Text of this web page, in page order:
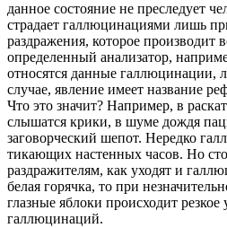
данное состояние не преследует
страдает галлюцинациями лишь
раздражения, которое производит
определенный анализатор,
относятся данные галлюцинации,
случае, явление имеет название
Что это значит? Например, в
слышатся крики, в шуме дождя
заговорческий шепот. Нередко
тикающих настенных часов. Но
раздражителям, как уходят и
белая горячка, то при
глазные яблоки происходит
галлюцинаций.